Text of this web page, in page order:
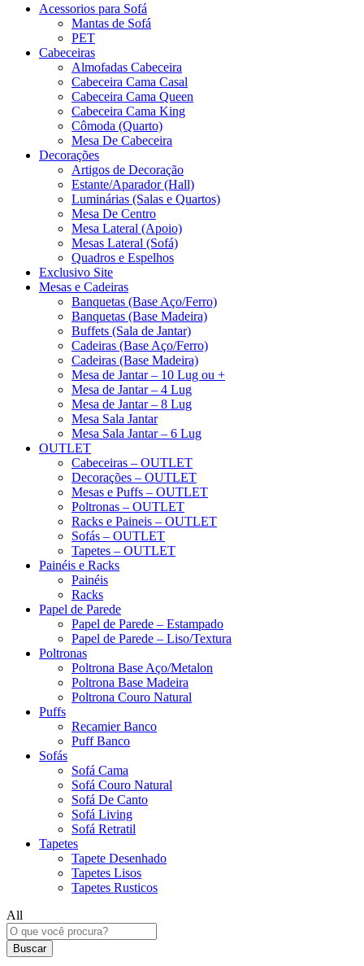
Acessorios para Sofá
Mantas de Sofá
PET
Cabeceiras
Almofadas Cabeceira
Cabeceira Cama Casal
Cabeceira Cama Queen
Cabeceira Cama King
Cômoda (Quarto)
Mesa De Cabeceira
Decorações
Artigos de Decoração
Estante/Aparador (Hall)
Luminárias (Salas e Quartos)
Mesa De Centro
Mesa Lateral (Apoio)
Mesas Lateral (Sofá)
Quadros e Espelhos
Exclusivo Site
Mesas e Cadeiras
Banquetas (Base Aço/Ferro)
Banquetas (Base Madeira)
Buffets (Sala de Jantar)
Cadeiras (Base Aço/Ferro)
Cadeiras (Base Madeira)
Mesa de Jantar – 10 Lug ou +
Mesa de Jantar – 4 Lug
Mesa de Jantar – 8 Lug
Mesa Sala Jantar
Mesa Sala Jantar – 6 Lug
OUTLET
Cabeceiras – OUTLET
Decorações – OUTLET
Mesas e Puffs – OUTLET
Poltronas – OUTLET
Racks e Paineis – OUTLET
Sofás – OUTLET
Tapetes – OUTLET
Painéis e Racks
Painéis
Racks
Papel de Parede
Papel de Parede – Estampado
Papel de Parede – Liso/Textura
Poltronas
Poltrona Base Aço/Metalon
Poltrona Base Madeira
Poltrona Couro Natural
Puffs
Recamier Banco
Puff Banco
Sofás
Sofá Cama
Sofá Couro Natural
Sofá De Canto
Sofá Living
Sofá Retratil
Tapetes
Tapete Desenhado
Tapetes Lisos
Tapetes Rusticos
All
Buscar